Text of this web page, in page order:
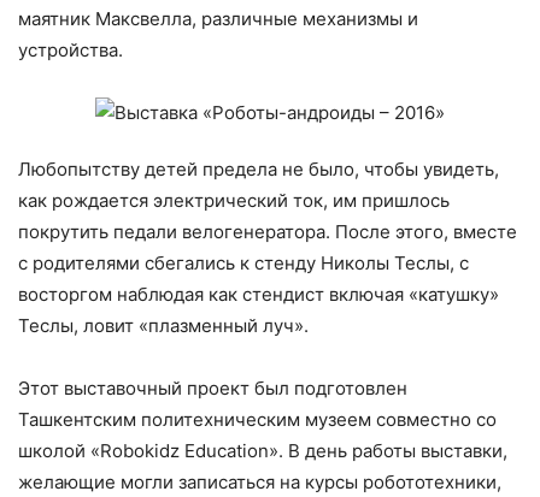
маятник Максвелла, различные механизмы и
устройства.
Любопытству детей предела не было, чтобы увидеть,
как рождается электрический ток, им пришлось
покрутить педали велогенератора. После этого, вместе
с родителями сбегались к стенду Николы Теслы, с
восторгом наблюдая как стендист включая «катушку»
Теслы, ловит «плазменный луч».
Этот выставочный проект был подготовлен
Ташкентским политехническим музеем совместно со
школой «Robokidz Education». В день работы выставки,
желающие могли записаться на курсы робототехники,